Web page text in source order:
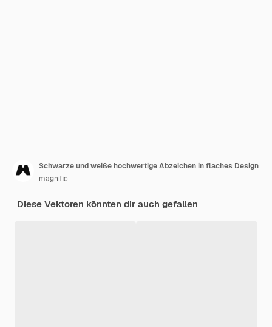
Schwarze und weiße hochwertige Abzeichen in flaches Design
magnific
Diese Vektoren könnten dir auch gefallen